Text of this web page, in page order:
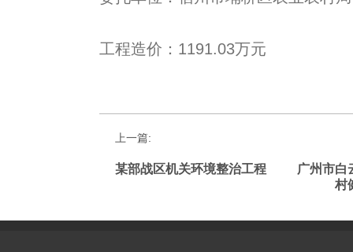
工程造价：1191.03万元
上一篇:
某部战区机关环境整治工程
广州市白
村